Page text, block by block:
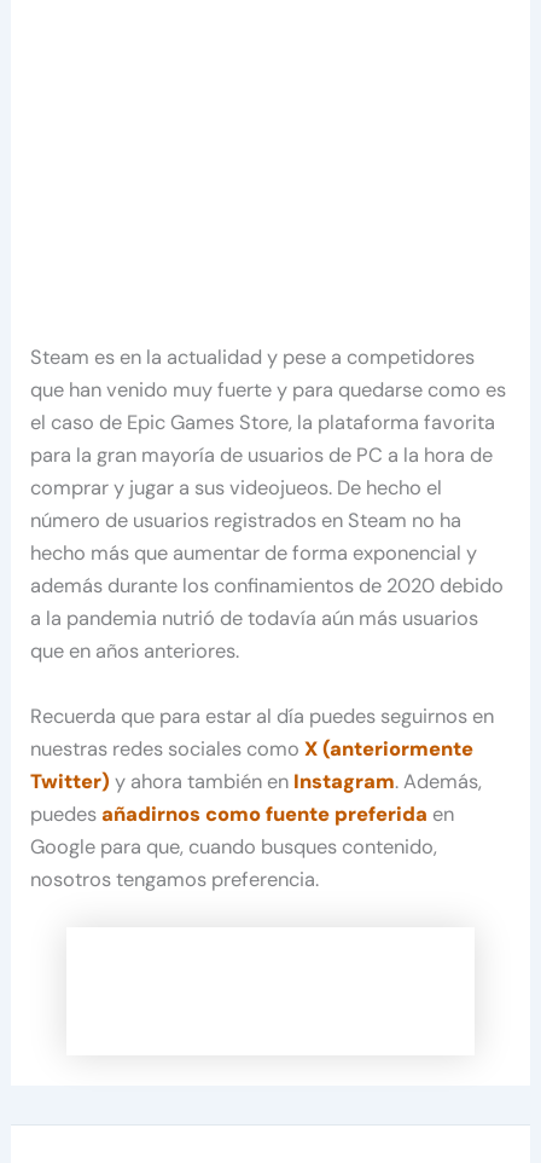
Steam es en la actualidad y pese a competidores
que han venido muy fuerte y para quedarse como es
el caso de Epic Games Store, la plataforma favorita
para la gran mayoría de usuarios de PC a la hora de
comprar y jugar a sus videojueos. De hecho el
número de usuarios registrados en Steam no ha
hecho más que aumentar de forma exponencial y
además durante los confinamientos de 2020 debido
a la pandemia nutrió de todavía aún más usuarios
que en años anteriores.
Recuerda que para estar al día puedes seguirnos en
nuestras redes sociales comoX (anteriormente
Twitter) y ahora también en Instagram. Además,
puedesañadirnos como fuente preferida en
Google para que, cuando busques contenido,
nosotros tengamos preferencia.